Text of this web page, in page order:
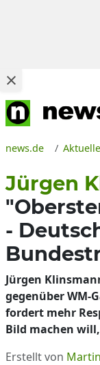
news.de
Jürgen
-
Jürgen
gegenüber WM-
fordert mehr
Bild machen
Erstellt von